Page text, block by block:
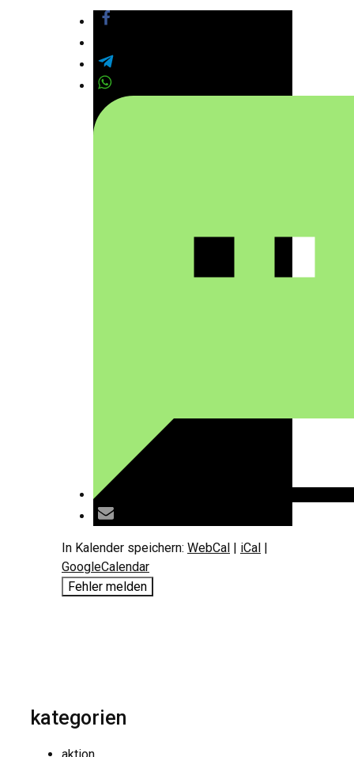
In Kalender speichern: WebCal | iCal |
GoogleCalendar
Fehler melden
kategorien
aktion